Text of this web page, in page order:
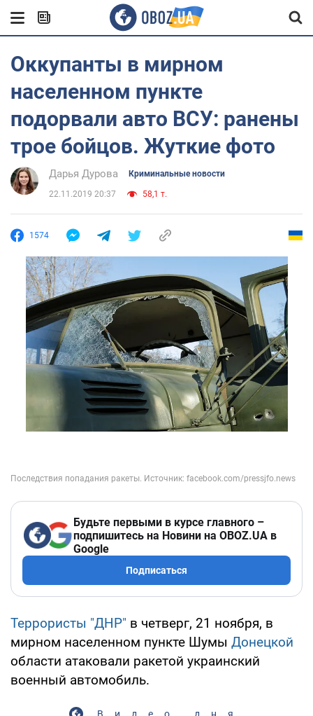
Оккупанты в мирном
населенном пункте
подорвали авто ВСУ: ранены
трое бойцов. Жуткие фото
Дарья Дурова Криминальные новости
22.11.2019 20:37 58,1 т.
1574
Будьте первыми в курсе главного –
подпишитесь на Новини на OBOZ.UA в
Google
Подписаться
Террористы "ДНР" в четверг, 21 ноября, в
мирном населенном пункте Шумы Донецкой
области атаковали ракетой украинский
военный автомобиль.
Видео дня